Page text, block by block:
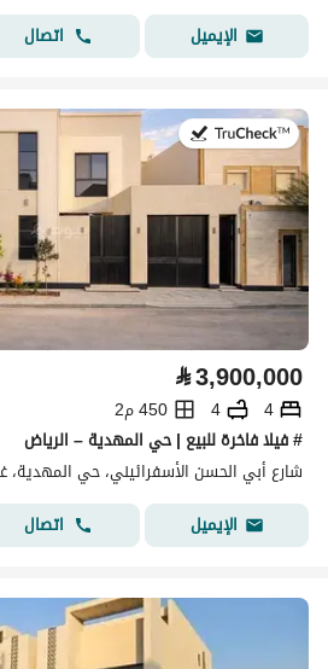
الإيميل
اتصال
في:11 يوليو 2026
⃁3,900,000
4
4
450 م2
# فيلا فاخرة للبيع | حي المهدية – الرياض
شارع أبي الحسن الأسفرائيني، حي المهدية،
الإيميل
اتصال